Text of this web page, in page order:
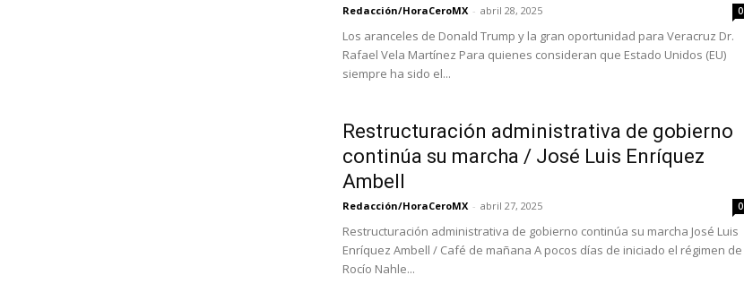
Redacción/HoraCeroMX - abril 28, 2025 0
Los aranceles de Donald Trump y la gran oportunidad para Veracruz Dr.
Rafael Vela Martínez Para quienes consideran que Estado Unidos (EU)
siempre ha sido el...
Restructuración administrativa de gobierno
continúa su marcha / José Luis Enríquez
Ambell
Redacción/HoraCeroMX - abril 27, 2025 0
Restructuración administrativa de gobierno continúa su marcha José Luis
Enríquez Ambell / Café de mañana A pocos días de iniciado el régimen de
Rocío Nahle...